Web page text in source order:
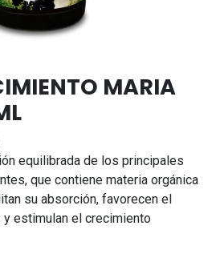
MARIA
equilibrada de los principales
que contiene materia orgánica
su absorción, favorecen el
estimulan el crecimiento